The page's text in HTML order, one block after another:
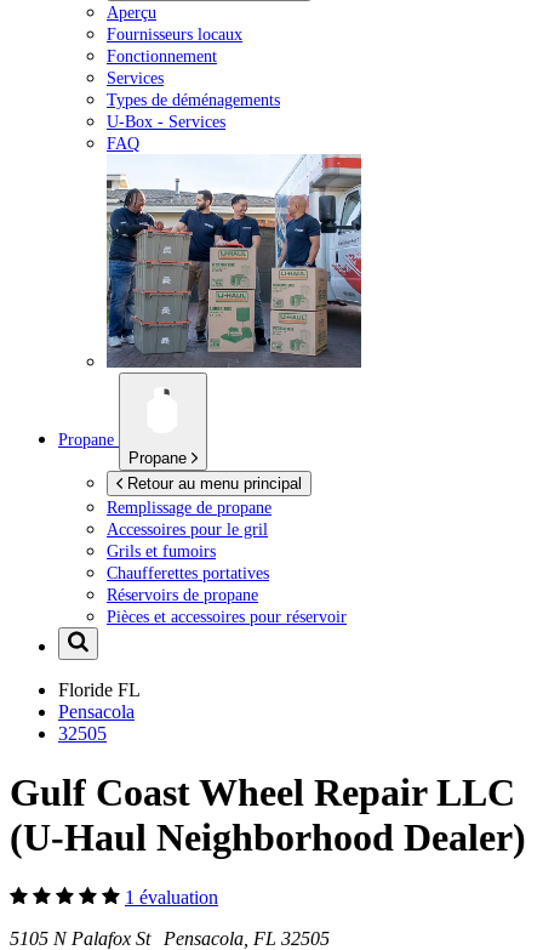
Aperçu
Fournisseurs locaux
Fonctionnement
Services
Types de déménagements
U-Box - Services
FAQ
Propane
Propane
Retour au menu principal
Remplissage de propane
Accessoires pour le gril
Grils et fumoirs
Chaufferettes portatives
Réservoirs de propane
Pièces et accessoires pour réservoir
Floride FL
Pensacola
32505
Gulf Coast Wheel Repair LLC
(U-Haul Neighborhood Dealer)
1 évaluation
5105 N Palafox St Pensacola, FL 32505